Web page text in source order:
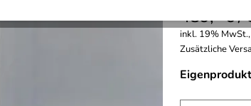
489,- € /
inkl. 19%
Zusätzliche